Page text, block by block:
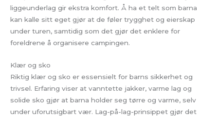
liggeunderlag gir ekstra komfort. Å ha et telt som barna
kan kalle sitt eget gjør at de føler trygghet og eierskap
under turen, samtidig som det gjør det enklere for
foreldrene å organisere campingen.
Klær og sko
Riktig klær og sko er essensielt for barns sikkerhet og
trivsel. Erfaring viser at vanntette jakker, varme lag og
solide sko gjør at barna holder seg tørre og varme, selv
under uforutsigbart vær. Lag-på-lag-prinsippet gjør det